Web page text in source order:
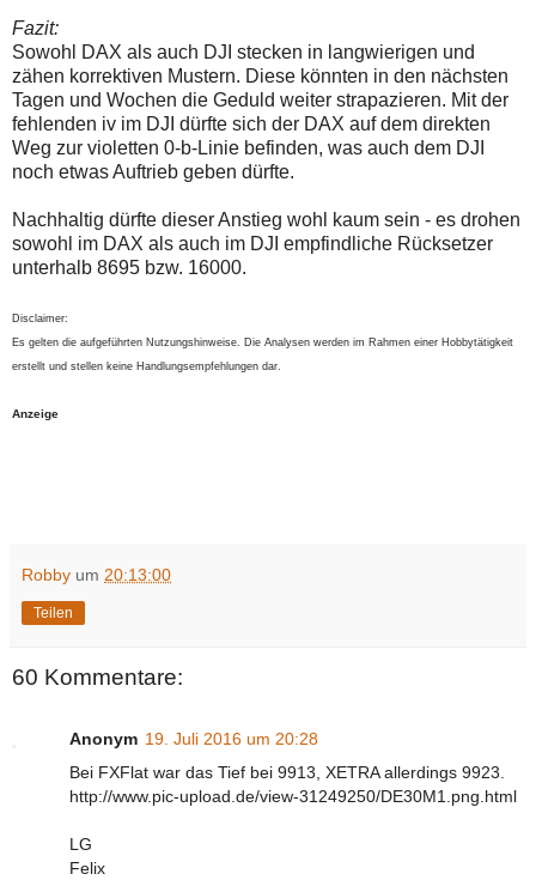
Fazit:
Sowohl DAX als auch DJI stecken in langwierigen und
zähen korrektiven Mustern. Diese könnten in den nächsten
Tagen und Wochen die Geduld weiter strapazieren. Mit der
fehlenden iv im DJI dürfte sich der DAX auf dem direkten
Weg zur violetten 0-b-Linie befinden, was auch dem DJI
noch etwas Auftrieb geben dürfte.
Nachhaltig dürfte dieser Anstieg wohl kaum sein - es drohen
sowohl im DAX als auch im DJI empfindliche Rücksetzer
unterhalb 8695 bzw. 16000.
Disclaimer:
Es gelten die aufgeführten Nutzungshinweise. Die Analysen werden im Rahmen einer Hobbytätigkeit
erstellt und stellen keine Handlungsempfehlungen dar.
Anzeige
Robby um 20:13:00
Teilen
60 Kommentare:
Anonym 19. Juli 2016 um 20:28
Bei FXFlat war das Tief bei 9913, XETRA allerdings 9923.
http://www.pic-upload.de/view-31249250/DE30M1.png.html
LG
Felix